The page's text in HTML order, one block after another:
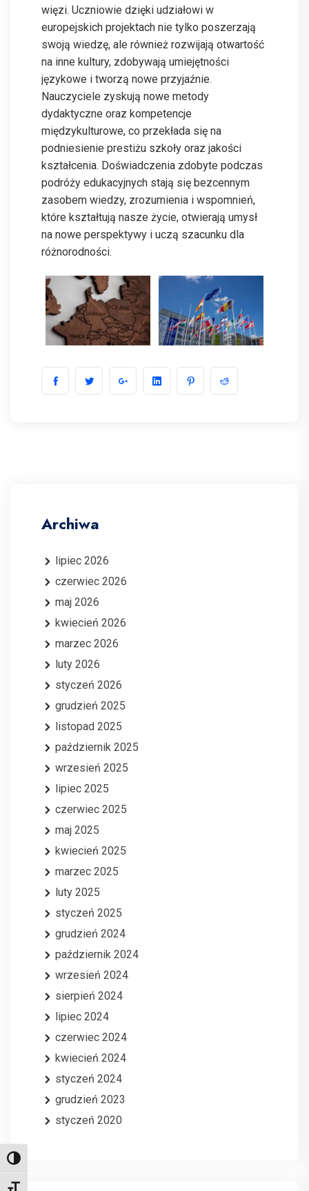
Toggle High Contrast
więzi. Uczniowie dzięki udziałowi w
europejskich projektach nie tylko poszerzają
swoją wiedzę, ale również rozwijają otwartość
na inne kultury, zdobywają umiejętności
językowe i tworzą nowe przyjaźnie.
Nauczyciele zyskują nowe metody
dydaktyczne oraz kompetencje
międzykulturowe, co przekłada się na
podniesienie prestiżu szkoły oraz jakości
kształcenia. Doświadczenia zdobyte podczas
podróży edukacyjnych stają się bezcennym
zasobem wiedzy, zrozumienia i wspomnień,
które kształtują nasze życie, otwierają umysł
na nowe perspektywy i uczą szacunku dla
różnorodności.
Archiwa
lipiec 2026
czerwiec 2026
maj 2026
kwiecień 2026
marzec 2026
luty 2026
styczeń 2026
grudzień 2025
listopad 2025
październik 2025
wrzesień 2025
lipiec 2025
czerwiec 2025
maj 2025
kwiecień 2025
marzec 2025
luty 2025
styczeń 2025
grudzień 2024
październik 2024
wrzesień 2024
sierpień 2024
lipiec 2024
czerwiec 2024
kwiecień 2024
styczeń 2024
grudzień 2023
styczeń 2020